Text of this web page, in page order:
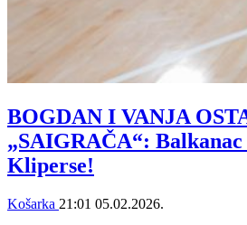
BOGDAN I VANJA
„SAIGRAČA“: Balkanac
Kliperse!
Košarka 21:01 05.02.2026.